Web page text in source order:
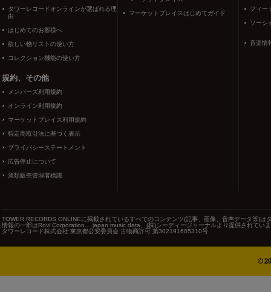
タワーレコードオンラインが選ばれる理
由
はじめてのお客様へ
欲しい物リストの使い方
コレクション機能の使い方
規約、その他
メンバーズ利用規約
オンライン利用規約
マーケットプレイス利用規約
特定商取引法に基づく表示
プライバシーステートメント
広告停止について
酒類販売管理者標識
マーケットプレイスはじめてガイド
フィー
ソーシ
音楽情
TOWER RECORDS ONLINEに掲載されているすべてのコンテンツ(記事、画像、音声データ等)
情報の一部はRovi Corporation.、japan music data、(株)シーディージャーナルより提供されてい
タワーレコード株式会社 東京都公安委員会 古物商許可 第302191605310号